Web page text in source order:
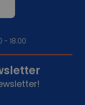
- 18.00